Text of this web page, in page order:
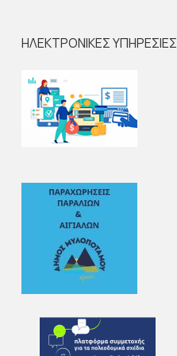
ΗΛΕΚΤΡΟΝΙΚΕΣ ΥΠΗΡΕΣΙΕΣ